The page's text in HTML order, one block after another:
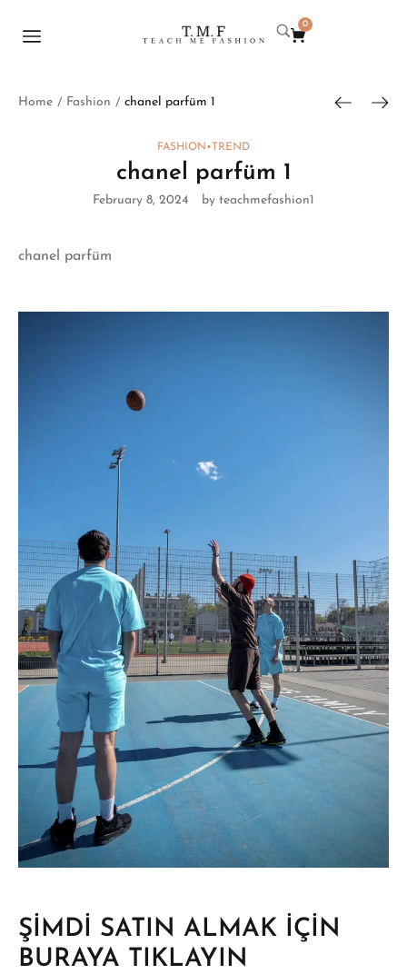
0
Home / Fashion / chanel parfüm 1
FASHION •TREND
chanel parfüm 1
February 8, 2024 by teachmefashion1
chanel parfüm
ŞİMDİ SATIN ALMAK İÇİN
BURAYA TIKLAYIN